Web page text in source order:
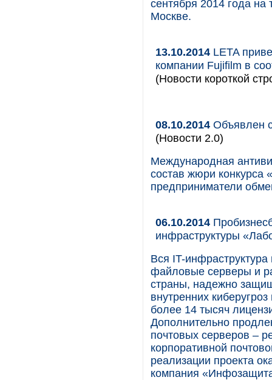
сентября 2014 года на
Москве.
13.10.2014 LETA
компании Fujifilm в
(Новости короткой
08.10.2014 Объявлен
(Новости 2.0)
Международная
состав жюри конкурса
предприниматели
06.10.2014
инфраструктуры
Вся IT-
файловые серверы и
страны, надежно
внутренних
более 14 тысяч
Дополнительно
почтовых серверов –
корпоративной
реализации проекта
компания